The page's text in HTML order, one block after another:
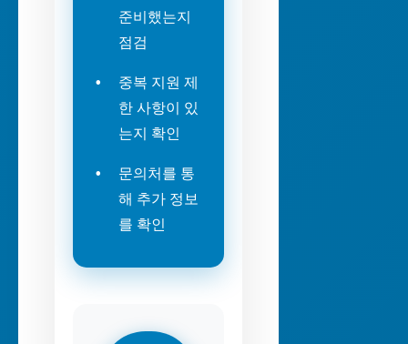
준비했는지
점검
중복 지원 제
한 사항이 있
는지 확인
문의처를 통
해 추가 정보
를 확인